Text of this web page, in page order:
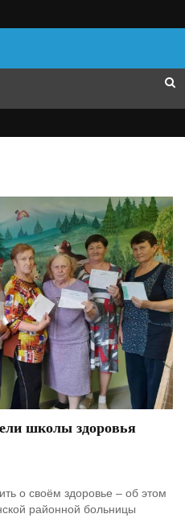
школы здоровья
о своём здоровье – об этом
районной больницы